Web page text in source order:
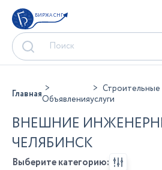
БИРЖА СНГ
ГлавнаяОбъявления
Строительные
услуги
ВНЕШНИЕ
ЧЕЛЯБИНСК
Выберите категорию: